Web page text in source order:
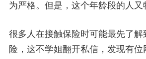
为严格。但是，这个年龄段的人又
很多人在接触保险时可能最先了解
险，这不学姐翻开私信，发现有位